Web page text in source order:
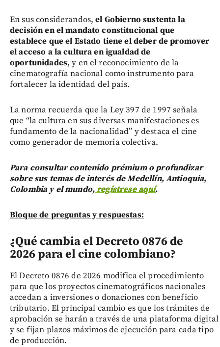
En sus considerandos, el Gobierno sustenta la
decisión en el mandato constitucional que
establece que el Estado tiene el deber de promover
el acceso a la cultura en igualdad de
oportunidades, y en el reconocimiento de la
cinematografía nacional como instrumento para
fortalecer la identidad del país.
La norma recuerda que la Ley 397 de 1997 señala
que “la cultura en sus diversas manifestaciones es
fundamento de la nacionalidad” y destaca el cine
como generador de memoria colectiva.
Para consultar contenido prémium o profundizar
sobre sus temas de interés de Medellín, Antioquia,
Colombia y el mundo,regístrese aquí.
Bloque de preguntas y respuestas:
¿Qué cambia el Decreto 0876 de
2026 para el cine colombiano?
El Decreto 0876 de 2026 modifica el procedimiento
para que los proyectos cinematográficos nacionales
accedan a inversiones o donaciones con beneficio
tributario. El principal cambio es que los trámites de
aprobación se harán a través de una plataforma digital
y se fijan plazos máximos de ejecución para cada tipo
de producción.